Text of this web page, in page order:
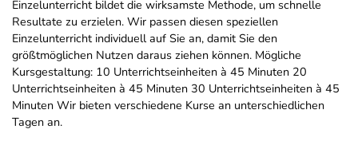
Einzelunterricht bildet die wirksamste Methode, um schnelle
Resultate zu erzielen. Wir passen diesen speziellen
Einzelunterricht individuell auf Sie an, damit Sie den
größtmöglichen Nutzen daraus ziehen können. Mögliche
Kursgestaltung: 10 Unterrichtseinheiten à 45 Minuten 20
Unterrichtseinheiten à 45 Minuten 30 Unterrichtseinheiten à 45
Minuten Wir bieten verschiedene Kurse an unterschiedlichen
Tagen an.